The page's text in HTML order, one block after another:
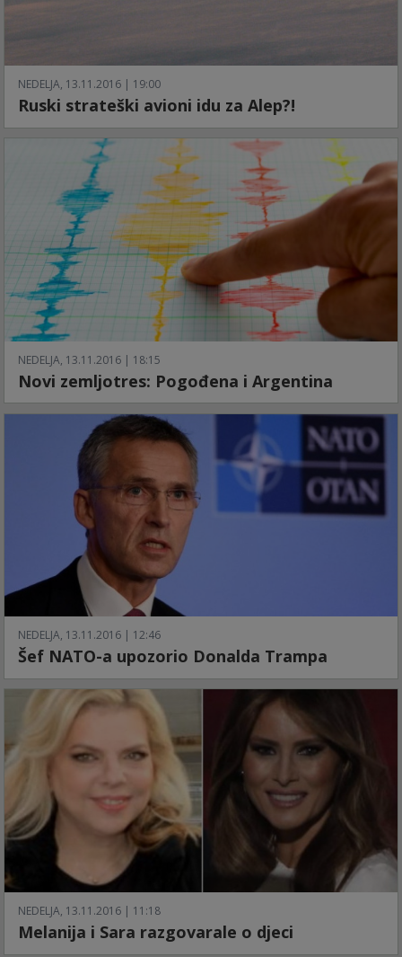
NEDELJA, 13.11.2016 | 19:00
Ruski strateški avioni idu za Alep?!
NEDELJA, 13.11.2016 | 18:15
Novi zemljotres: Pogođena i Argentina
NEDELJA, 13.11.2016 | 12:46
Šef NATO-a upozorio Donalda Trampa
NEDELJA, 13.11.2016 | 11:18
Melanija i Sara razgovarale o djeci